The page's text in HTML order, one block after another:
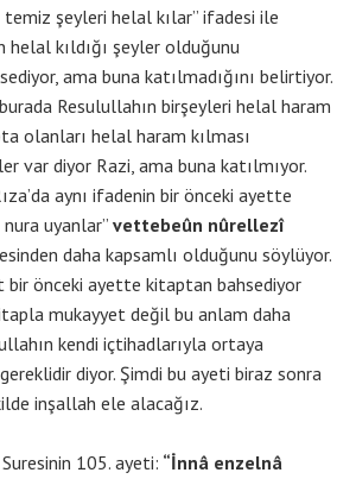
temiz şeyleri helal kılar” ifadesi ile
helal kıldığı şeyler olduğunu
ama buna katılmadığını belirtiyor.
Resulullahın birşeyleri helal haram
olanları helal haram kılması
var diyor Razi, ama buna katılmıyor.
aynı ifadenin bir önceki ayette
uyanlar” vettebeûn nûrellezî
daha kapsamlı olduğunu söylüyor.
bir önceki ayette kitaptan bahsediyor
mukayyet değil bu anlam daha
kendi içtihadlarıyla ortaya
diyor. Şimdi bu ayeti biraz sonra
inşallah ele alacağız.
105. ayeti: “İnnâ enzelnâ